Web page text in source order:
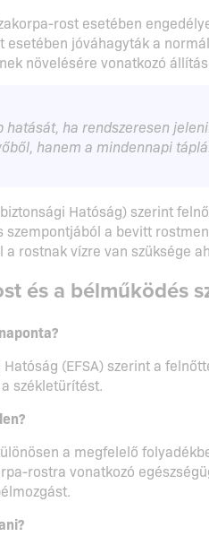
rost esetében
esetében jóváhagyták a
növelésére vonatkozó
ha rendszeresen
hanem a mindennapi
Hatóság) szerint
szempontjából a bevitt
a rostnak vízre van szüksége
és a bélműködés
(EFSA) szerint a
székletürítést.
a megfelelő
rostra vonatkozó